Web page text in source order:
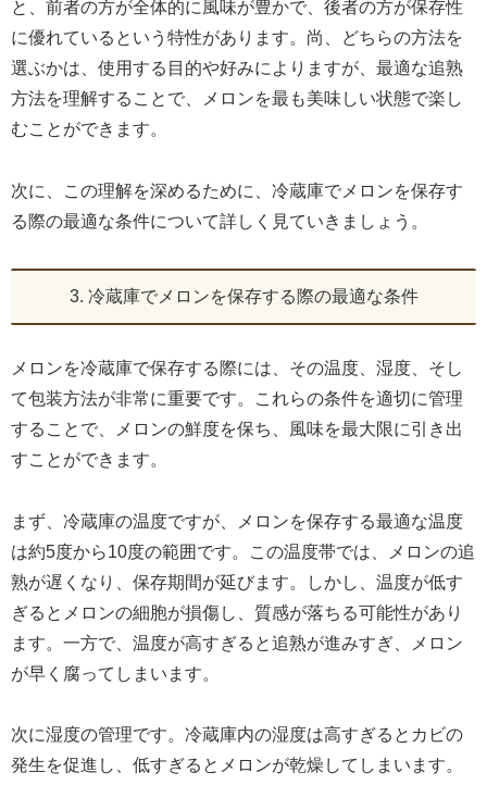
と、前者の方が全体的に風味が豊かで、後者の方が保存性
に優れているという特性があります。尚、どちらの方法を
選ぶかは、使用する目的や好みによりますが、最適な追熟
方法を理解することで、メロンを最も美味しい状態で楽し
むことができます。
次に、この理解を深めるために、冷蔵庫でメロンを保存す
る際の最適な条件について詳しく見ていきましょう。
3. 冷蔵庫でメロンを保存する際の最適な条件
メロンを冷蔵庫で保存する際には、その温度、湿度、そし
て包装方法が非常に重要です。これらの条件を適切に管理
することで、メロンの鮮度を保ち、風味を最大限に引き出
すことができます。
まず、冷蔵庫の温度ですが、メロンを保存する最適な温度
は約5度から10度の範囲です。この温度帯では、メロンの追
熟が遅くなり、保存期間が延びます。しかし、温度が低す
ぎるとメロンの細胞が損傷し、質感が落ちる可能性があり
ます。一方で、温度が高すぎると追熟が進みすぎ、メロン
が早く腐ってしまいます。
次に湿度の管理です。冷蔵庫内の湿度は高すぎるとカビの
発生を促進し、低すぎるとメロンが乾燥してしまいます。